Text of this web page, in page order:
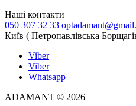
Наші контакти
050 307 32 33
Київ ( Петропавлівська
Viber
Viber
Whatsapp
ADAMANT © 2026